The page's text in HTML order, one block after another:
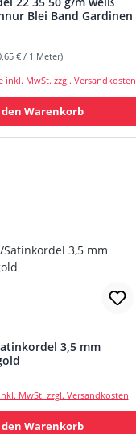
Blei Band Gardinen
€ / 1 Meter)
inkl. MwSt. zzgl. Versandkosten
den Warenkorb
3,5 mm
MwSt. zzgl. Versandkosten
den Warenkorb